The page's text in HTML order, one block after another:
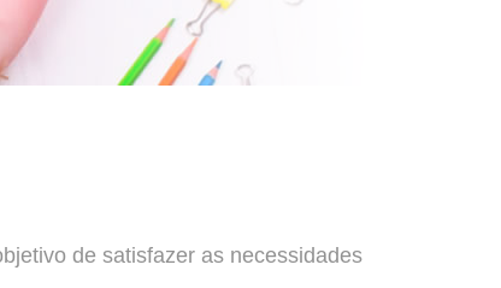
de satisfazer as necessidades